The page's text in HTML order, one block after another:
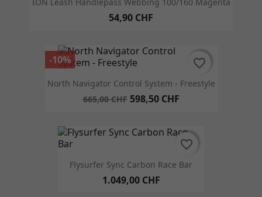
ION Leash Handlepass Webbing 100/160 Magenta
54,90 CHF
North Navigator Control System - Freestyle
665,00 CHF 598,50 CHF
-10% favorite_border
favorite_border
Flysurfer Sync Carbon Race Bar
1.049,00 CHF
favorite_border
favorite_border